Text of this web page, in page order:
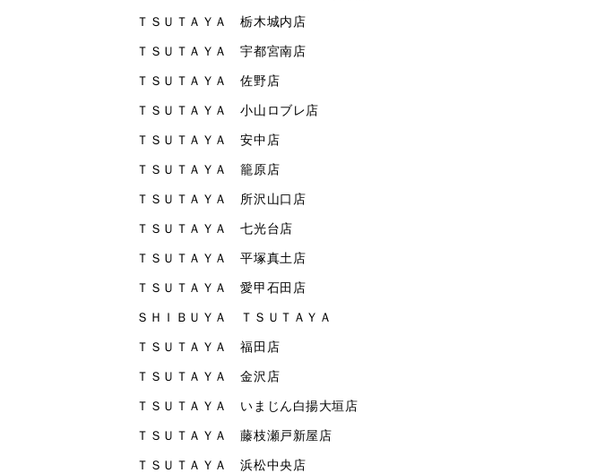
ＴＳＵＴＡＹＡ 栃木城内店
ＴＳＵＴＡＹＡ 宇都宮南店
ＴＳＵＴＡＹＡ 佐野店
ＴＳＵＴＡＹＡ 小山ロブレ店
ＴＳＵＴＡＹＡ 安中店
ＴＳＵＴＡＹＡ 籠原店
ＴＳＵＴＡＹＡ 所沢山口店
ＴＳＵＴＡＹＡ 七光台店
ＴＳＵＴＡＹＡ 平塚真土店
ＴＳＵＴＡＹＡ 愛甲石田店
ＳＨＩＢＵＹＡ ＴＳＵＴＡＹＡ
ＴＳＵＴＡＹＡ 福田店
ＴＳＵＴＡＹＡ 金沢店
ＴＳＵＴＡＹＡ いまじん白揚大垣店
ＴＳＵＴＡＹＡ 藤枝瀬戸新屋店
ＴＳＵＴＡＹＡ 浜松中央店